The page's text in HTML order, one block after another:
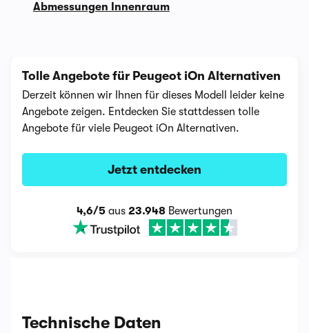
Abmessungen Innenraum
Tolle Angebote für Peugeot iOn Alternativen
Derzeit können wir Ihnen für dieses Modell leider keine
Angebote zeigen. Entdecken Sie stattdessen tolle
Angebote für viele Peugeot iOn Alternativen.
Jetzt entdecken
4,6/5 aus 23.948 Bewertungen
Technische Daten